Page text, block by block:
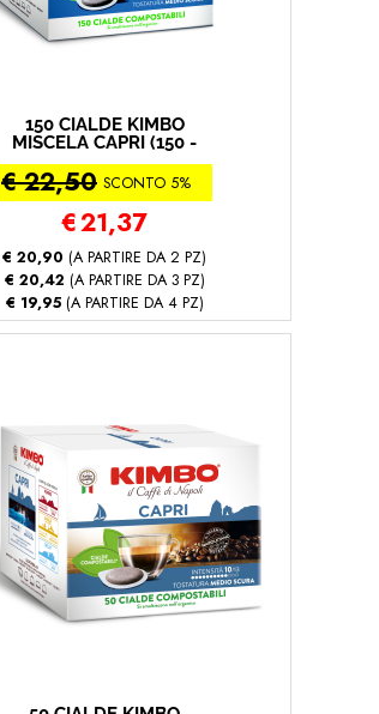
150 CIALDE KIMBO
MISCELA CAPRI (150 -
Capri)
€ 22,50 SCONTO 5%
€21,37
€ 20,90 (A PARTIRE DA 2 PZ)
€ 20,42 (A PARTIRE DA 3 PZ)
€ 19,95(A PARTIRE DA 4 PZ)